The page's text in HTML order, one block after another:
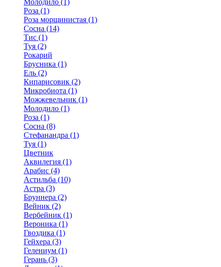
Молодило (1)
Роза (1)
Роза морщинистая (1)
Сосна (14)
Тис (1)
Туя (2)
Рокарий
Брусника (1)
Ель (2)
Кипарисовик (2)
Микробиота (1)
Можжевельник (1)
Молодило (1)
Роза (1)
Сосна (8)
Стефанандра (1)
Туя (1)
Цветник
Аквилегия (1)
Арабис (4)
Астильба (10)
Астра (3)
Бруннера (2)
Вейник (2)
Вербейник (1)
Вероника (1)
Гвоздика (1)
Гейхера (3)
Гелениум (1)
Герань (3)